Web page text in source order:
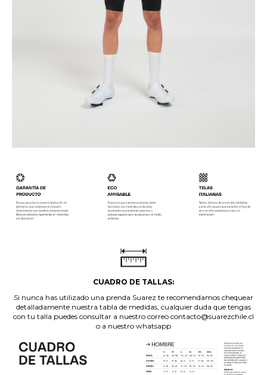
CUADRO DE TALLAS:
Si nunca has utilizado una prenda Suarez te recomendamos chequear
detalladamente nuestra tabla de medidas, cualquier duda que tengas
con tu talla puedes consultar a nuestro correo contacto@suarezchile.cl
o a nuestro whatsapp